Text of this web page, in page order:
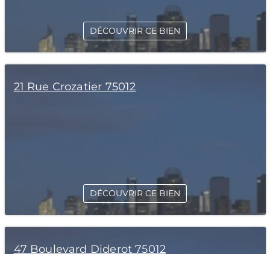
DÉCOUVRIR CE BIEN
21 Rue Crozatier 75012
DÉCOUVRIR CE BIEN
47 Boulevard Diderot 75012